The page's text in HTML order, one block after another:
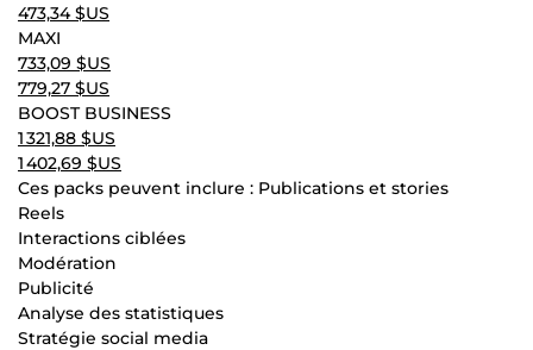
473,34 $US
MAXI
733,09 $US
779,27 $US
BOOST BUSINESS
1 321,88 $US
1 402,69 $US
Ces packs peuvent inclure : Publications et stories
Reels
Interactions ciblées
Modération
Publicité
Analyse des statistiques
Stratégie social media